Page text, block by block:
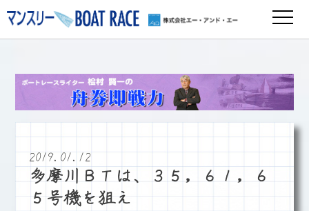
2019.01.12
多摩川ＢＴは、３５，６１，６
５号機を狙え